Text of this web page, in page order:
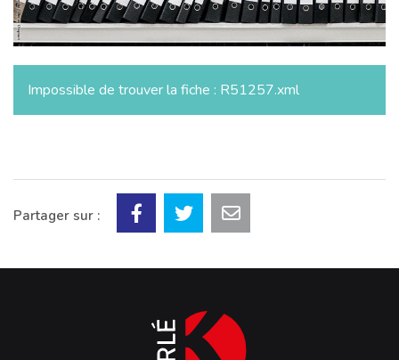
Impossible de trouver la fiche : R51257.xml
Partager sur :